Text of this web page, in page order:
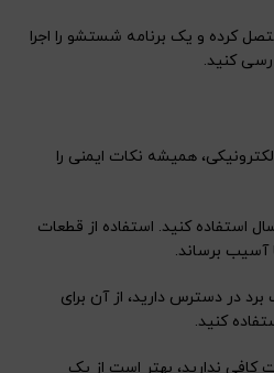
کرده و یک برنامه شستشو را اجرا
کنید.
همیشه نکات ایمنی را
استفاده کنید. استفاده از قطعات
برساند.
در دسترس دارید، از آن برای
کنید.
کافی ندارید، بهتر است از یک